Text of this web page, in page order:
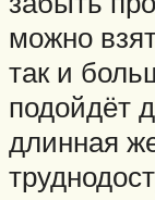
можно
так и
подойдёт
длинная